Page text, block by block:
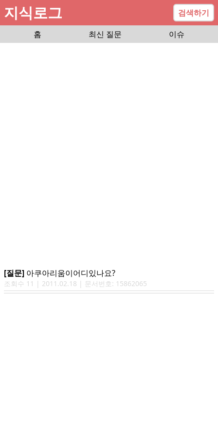
지식로그
검색하기
홈
최신 질문 이슈
[질문] 아쿠아리움이어디있나요?
조회수 11 | 2011.02.18 | 문서번호: 15862065